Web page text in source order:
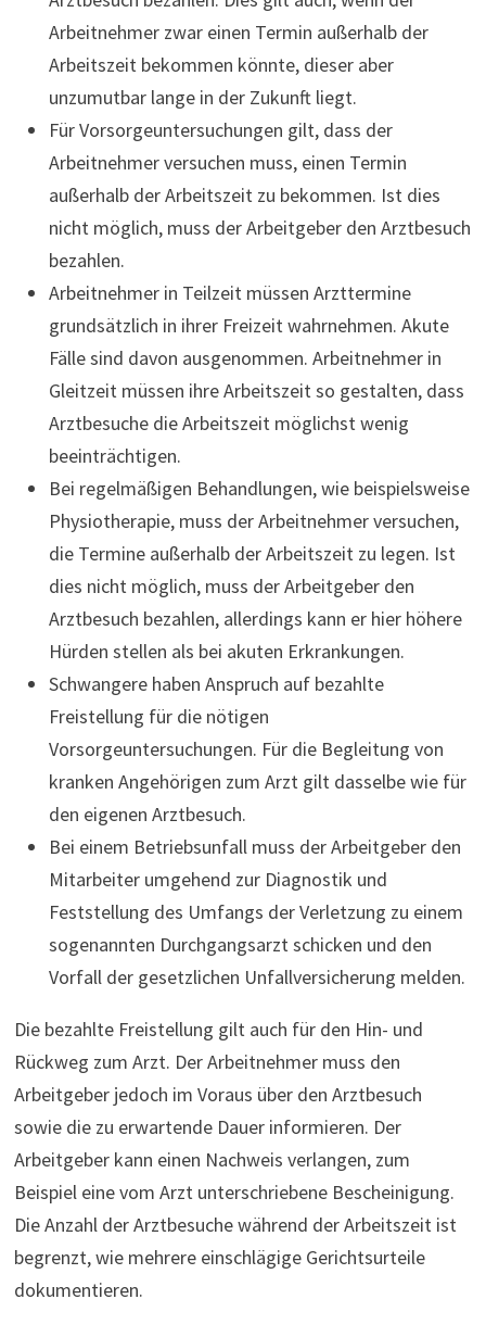
Arbeitnehmer zwar einen Termin außerhalb der
Arbeitszeit bekommen könnte, dieser aber
unzumutbar lange in der Zukunft liegt.
Für Vorsorgeuntersuchungen gilt, dass der
Arbeitnehmer versuchen muss, einen Termin
außerhalb der Arbeitszeit zu bekommen. Ist dies
nicht möglich, muss der Arbeitgeber den Arztbesuch
bezahlen.
Arbeitnehmer in Teilzeit müssen Arzttermine
grundsätzlich in ihrer Freizeit wahrnehmen. Akute
Fälle sind davon ausgenommen. Arbeitnehmer in
Gleitzeit müssen ihre Arbeitszeit so gestalten, dass
Arztbesuche die Arbeitszeit möglichst wenig
beeinträchtigen.
Bei regelmäßigen Behandlungen, wie beispielsweise
Physiotherapie, muss der Arbeitnehmer versuchen,
die Termine außerhalb der Arbeitszeit zu legen. Ist
dies nicht möglich, muss der Arbeitgeber den
Arztbesuch bezahlen, allerdings kann er hier höhere
Hürden stellen als bei akuten Erkrankungen.
Schwangere haben Anspruch auf bezahlte
Freistellung für die nötigen
Vorsorgeuntersuchungen. Für die Begleitung von
kranken Angehörigen zum Arzt gilt dasselbe wie für
den eigenen Arztbesuch.
Bei einem Betriebsunfall muss der Arbeitgeber den
Mitarbeiter umgehend zur Diagnostik und
Feststellung des Umfangs der Verletzung zu einem
sogenannten Durchgangsarzt schicken und den
Vorfall der gesetzlichen Unfallversicherung melden.
Die bezahlte Freistellung gilt auch für den Hin- und
Rückweg zum Arzt. Der Arbeitnehmer muss den
Arbeitgeber jedoch im Voraus über den Arztbesuch
sowie die zu erwartende Dauer informieren. Der
Arbeitgeber kann einen Nachweis verlangen, zum
Beispiel eine vom Arzt unterschriebene Bescheinigung.
Die Anzahl der Arztbesuche während der Arbeitszeit ist
begrenzt, wie mehrere einschlägige Gerichtsurteile
dokumentieren.